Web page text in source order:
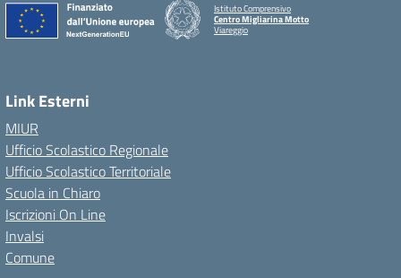
Istituto Comprensivo
Centro Migliarina Motto
Viareggio
Link Esterni
MIUR
Ufficio Scolastico Regionale
Ufficio Scolastico Territoriale
Scuola in Chiaro
Iscrizioni On Line
Invalsi
Comune